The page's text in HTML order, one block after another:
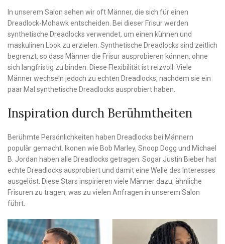
In unserem Salon sehen wir oft Männer, die sich für einen
Dreadlock-Mohawk entscheiden. Bei dieser Frisur werden
synthetische Dreadlocks verwendet, um einen kühnen und
maskulinen Look zu erzielen. Synthetische Dreadlocks sind zeitlich
begrenzt, so dass Männer die Frisur ausprobieren können, ohne
sich langfristig zu binden. Diese Flexibilität ist reizvoll. Viele
Männer wechseln jedoch zu echten Dreadlocks, nachdem sie ein
paar Mal synthetische Dreadlocks ausprobiert haben.
Inspiration durch Berühmtheiten
Berühmte Persönlichkeiten haben Dreadlocks bei Männern
populär gemacht. Ikonen wie Bob Marley, Snoop Dogg und Michael
B. Jordan haben alle Dreadlocks getragen. Sogar Justin Bieber hat
echte Dreadlocks ausprobiert und damit eine Welle des Interesses
ausgelöst. Diese Stars inspirieren viele Männer dazu, ähnliche
Frisuren zu tragen, was zu vielen Anfragen in unserem Salon
führt.